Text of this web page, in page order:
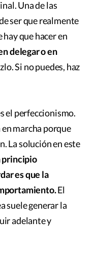
Una de las
ser que realmente
hay que hacer en
delegar o en
Si no puedes, haz
el perfeccionismo.
marcha porque
La solución en este
principio
es que la
El
suele generar la
adelante y